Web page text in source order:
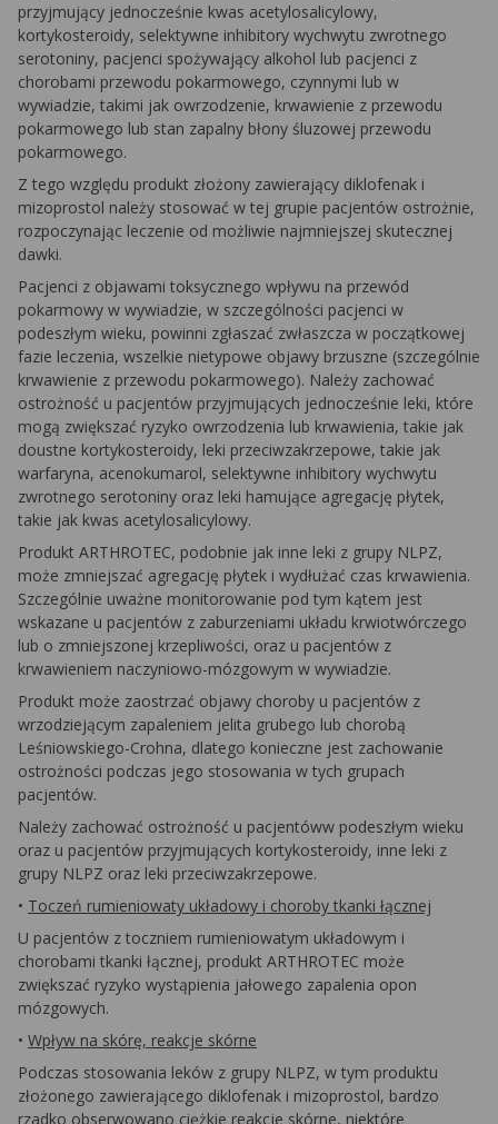
przyjmujący jednocześnie kwas acetylosalicylowy,
kortykosteroidy, selektywne inhibitory wychwytu zwrotnego
serotoniny, pacjenci spożywający alkohol lub pacjenci z
chorobami przewodu pokarmowego, czynnymi lub w
wywiadzie, takimi jak owrzodzenie, krwawienie z przewodu
pokarmowego lub stan zapalny błony śluzowej przewodu
pokarmowego.
Z tego względu produkt złożony zawierający diklofenak i
mizoprostol należy stosować w tej grupie pacjentów ostrożnie,
rozpoczynając leczenie od możliwie najmniejszej skutecznej
dawki.
Pacjenci z objawami toksycznego wpływu na przewód
pokarmowy w wywiadzie, w szczególności pacjenci w
podeszłym wieku, powinni zgłaszać zwłaszcza w początkowej
fazie leczenia, wszelkie nietypowe objawy brzuszne (szczególnie
krwawienie z przewodu pokarmowego). Należy zachować
ostrożność u pacjentów przyjmujących jednocześnie leki, które
mogą zwiększać ryzyko owrzodzenia lub krwawienia, takie jak
doustne kortykosteroidy, leki przeciwzakrzepowe, takie jak
warfaryna, acenokumarol, selektywne inhibitory wychwytu
zwrotnego serotoniny oraz leki hamujące agregację płytek,
takie jak kwas acetylosalicylowy.
Produkt ARTHROTEC, podobnie jak inne leki z grupy NLPZ,
może zmniejszać agregację płytek i wydłużać czas krwawienia.
Szczególnie uważne monitorowanie pod tym kątem jest
wskazane u pacjentów z zaburzeniami układu krwiotwórczego
lub o zmniejszonej krzepliwości, oraz u pacjentów z
krwawieniem naczyniowo-mózgowym w wywiadzie.
Produkt może zaostrzać objawy choroby u pacjentów z
wrzodziejącym zapaleniem jelita grubego lub chorobą
Leśniowskiego-Crohna, dlatego konieczne jest zachowanie
ostrożności podczas jego stosowania w tych grupach
pacjentów.
Należy zachować ostrożność u pacjentóww podeszłym wieku
oraz u pacjentów przyjmujących kortykosteroidy, inne leki z
grupy NLPZ oraz leki przeciwzakrzepowe.
• Toczeń rumieniowaty układowy i choroby tkanki łącznej
U pacjentów z toczniem rumieniowatym układowym i
chorobami tkanki łącznej, produkt ARTHROTEC może
zwiększać ryzyko wystąpienia jałowego zapalenia opon
mózgowych.
• Wpływ na skórę, reakcje skórne
Podczas stosowania leków z grupy NLPZ, w tym produktu
złożonego zawierającego diklofenak i mizoprostol, bardzo
rzadko obserwowano ciężkie reakcje skórne, niektóre